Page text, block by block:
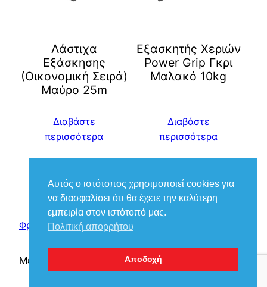
Λάστιχα
Εξάσκησης
(Οικονομική Σειρά)
Μαύρο 25m
Διαβάστε
περισσότερα
Εξασκητής Χεριών
Power Grip Γκρι
Μαλακό 10kg
Διαβάστε
περισσότερα
Φροντίδα Ιατρικά – Βούκιας Βασίλειος
Με την υποστήριξη τουWordPress
Αυτός ο ιστότοπος χρησιμοποιεί cookies για
να διασφαλίσει ότι θα έχετε την καλύτερη
εμπειρία στον ιστότοπό μας.
Πολιτική απορρήτου
Αποδοχή